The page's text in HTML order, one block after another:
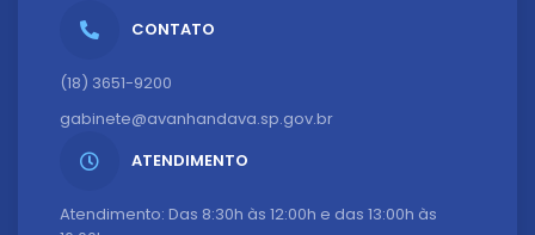
CONTATO
(18) 3651-9200
gabinete@avanhandava.sp.gov.br
ATENDIMENTO
Atendimento: Das 8:30h às 12:00h e das 13:00h às